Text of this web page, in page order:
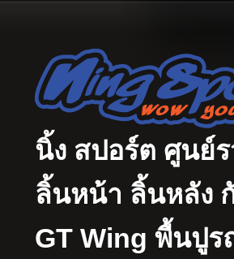
นิ้ง สปอร์ต ศูนย์
ลิ้นหน้า ลิ้นหลัง
GT Wing พื้นปูร